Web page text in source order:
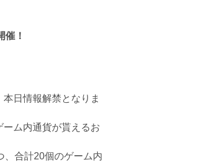
催！
日情報解禁となりま
ム内通貨が貰えるお
、合計20個のゲーム内